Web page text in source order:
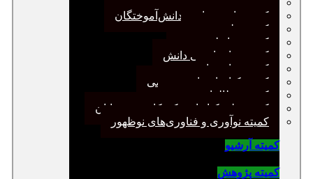
کمیته دانشجویان و دانش‌آموختگان
کمیته علم سنجی
کمیته روابط عمومی
کمیته سازماندهی دانش
کمیته شاخه‌ها
کمیته کتابخانه‌های تخصصی
کمیته مطالعات صنفی
کمیته ملی کتابداری کودکان و نوجوانان
کمیته نوآوری و فناوری‌های نوظهور
کمیته آرشیو
کمیته پژوهش